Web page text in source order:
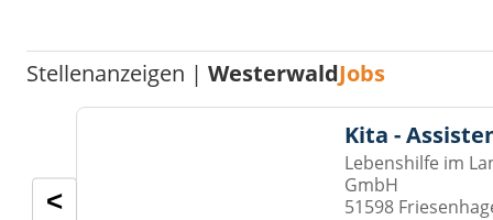
Stellenanzeigen |WesterwaldJobs
Kita -
Lebenshilfe im
GmbH
51598
<